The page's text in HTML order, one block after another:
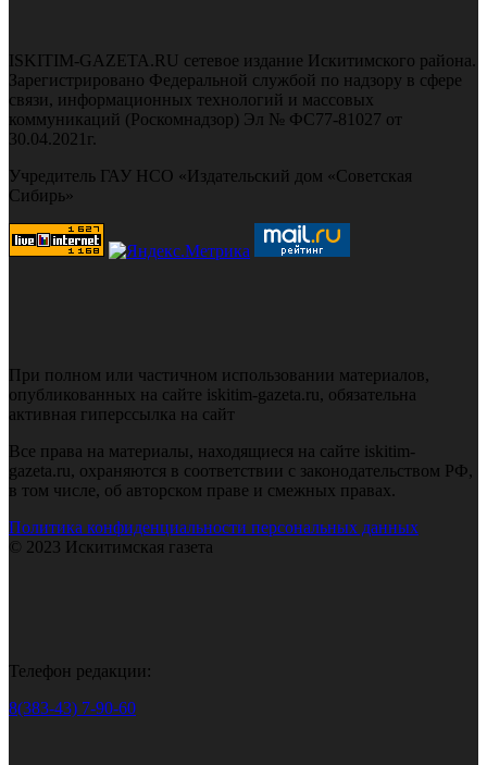
ISKITIM-GAZETA.RU сетевое издание Искитимского района.
Зарегистрировано Федеральной службой по надзору в сфере
связи, информационных технологий и массовых
коммуникаций (Роскомнадзор) Эл № ФС77-81027 от
30.04.2021г.
Учредитель ГАУ НСО «Издательский дом «Советская
Сибирь»
При полном или частичном использовании материалов,
опубликованных на сайте iskitim-gazeta.ru, обязательна
активная гиперссылка на сайт
Все права на материалы, находящиеся на сайте iskitim-
gazeta.ru, охраняются в соответствии с законодательством РФ,
в том числе, об авторском праве и смежных правах.
Политика конфиденциальности персональных данных
© 2023 Искитимская газета
Телефон редакции:
8(383-43) 7-90-60